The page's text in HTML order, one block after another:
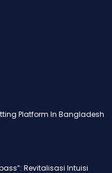
Platform In Bangladesh